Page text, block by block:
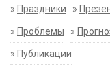
» Праздники »
» Проблемы »
» Публикации